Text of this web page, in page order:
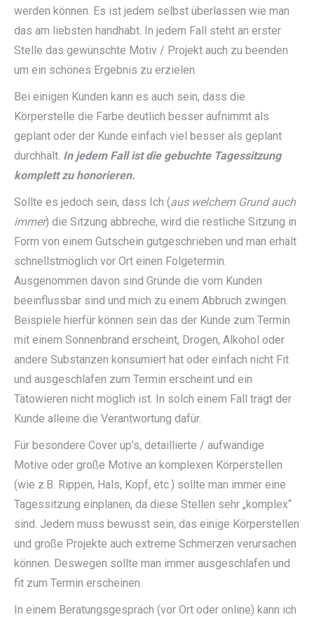
werden können. Es ist jedem selbst überlassen wie man
das am liebsten handhabt. In jedem Fall steht an erster
Stelle das gewünschte Motiv / Projekt auch zu beenden
um ein schönes Ergebnis zu erzielen.
Bei einigen Kunden kann es auch sein, dass die
Körperstelle die Farbe deutlich besser aufnimmt als
geplant oder der Kunde einfach viel besser als geplant
durchhält. In jedem Fall ist die gebuchte Tagessitzung
komplett zu honorieren.
Sollte es jedoch sein, dass Ich (aus welchem Grund auch
immer) die Sitzung abbreche, wird die restliche Sitzung in
Form von einem Gutschein gutgeschrieben und man erhält
schnellstmöglich vor Ort einen Folgetermin.
Ausgenommen davon sind Gründe die vom Kunden
beeinflussbar sind und mich zu einem Abbruch zwingen.
Beispiele hierfür können sein das der Kunde zum Termin
mit einem Sonnenbrand erscheint, Drogen, Alkohol oder
andere Substanzen konsumiert hat oder einfach nicht Fit
und ausgeschlafen zum Termin erscheint und ein
Tätowieren nicht möglich ist. In solch einem Fall trägt der
Kunde alleine die Verantwortung dafür.
Für besondere Cover up’s, detaillierte / aufwändige
Motive oder große Motive an komplexen Körperstellen
(wie z.B. Rippen, Hals, Kopf, etc.) sollte man immer eine
Tagessitzung einplanen, da diese Stellen sehr „komplex“
sind. Jedem muss bewusst sein, das einige Körperstellen
und große Projekte auch extreme Schmerzen verursachen
können. Deswegen sollte man immer ausgeschlafen und
fit zum Termin erscheinen.
In einem Beratungsgespräch (vor Ort oder online) kann ich